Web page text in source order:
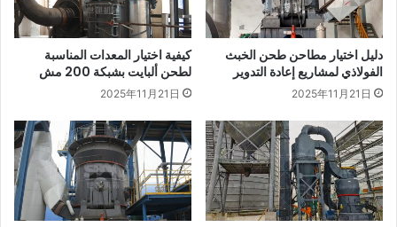
دليل اختيار مطاحن طحن الخبث
الفولاذي لمشاريع إعادة التدوير
2025年11月21日
كيفية اختيار المعدات المناسبة
لطحن ألبايت بشبكة 200 مش
2025年11月21日